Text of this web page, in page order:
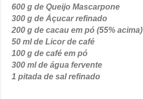
600 g de Queijo Mascarpone
300 g de Áçucar refinado
200 g de cacau em pó (55% acima)
50 ml de Licor de café
100 g de café em pó
300 ml de água fervente
1 pitada de sal refinado